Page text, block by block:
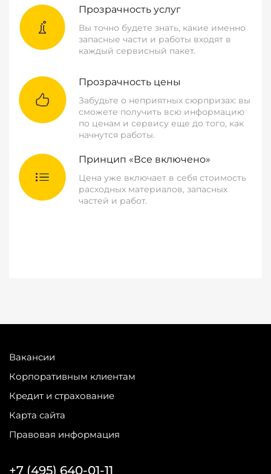
Прозрачность услуг
Вы точно будете знать, какие именно
запасные части и работы входят в
каждый сервисный пакет.
Прозрачность цены
Забудьте о неприятных сюрпризах: вы
сможете получить всю информацию
по ценам и сервису еще до того, как
начнутся работы.
Принцип «Все включено»
Цена уже включает в себя стоимость
расходных материалов, запасных
частей и работ.
Вакансии
Корпоративным клиентам
Кредит и страхование
Карта сайта
Правовая информация
+7 (495) 640-01-11